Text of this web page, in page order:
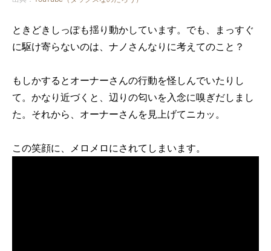
ときどきしっぽも揺り動かしています。でも、まっすぐ
に駆け寄らないのは、ナノさんなりに考えてのこと？
もしかするとオーナーさんの行動を怪しんでいたりし
て。かなり近づくと、辺りの匂いを入念に嗅ぎだしまし
た。それから、オーナーさんを見上げてニカッ。
この笑顔に、メロメロにされてしまいます。